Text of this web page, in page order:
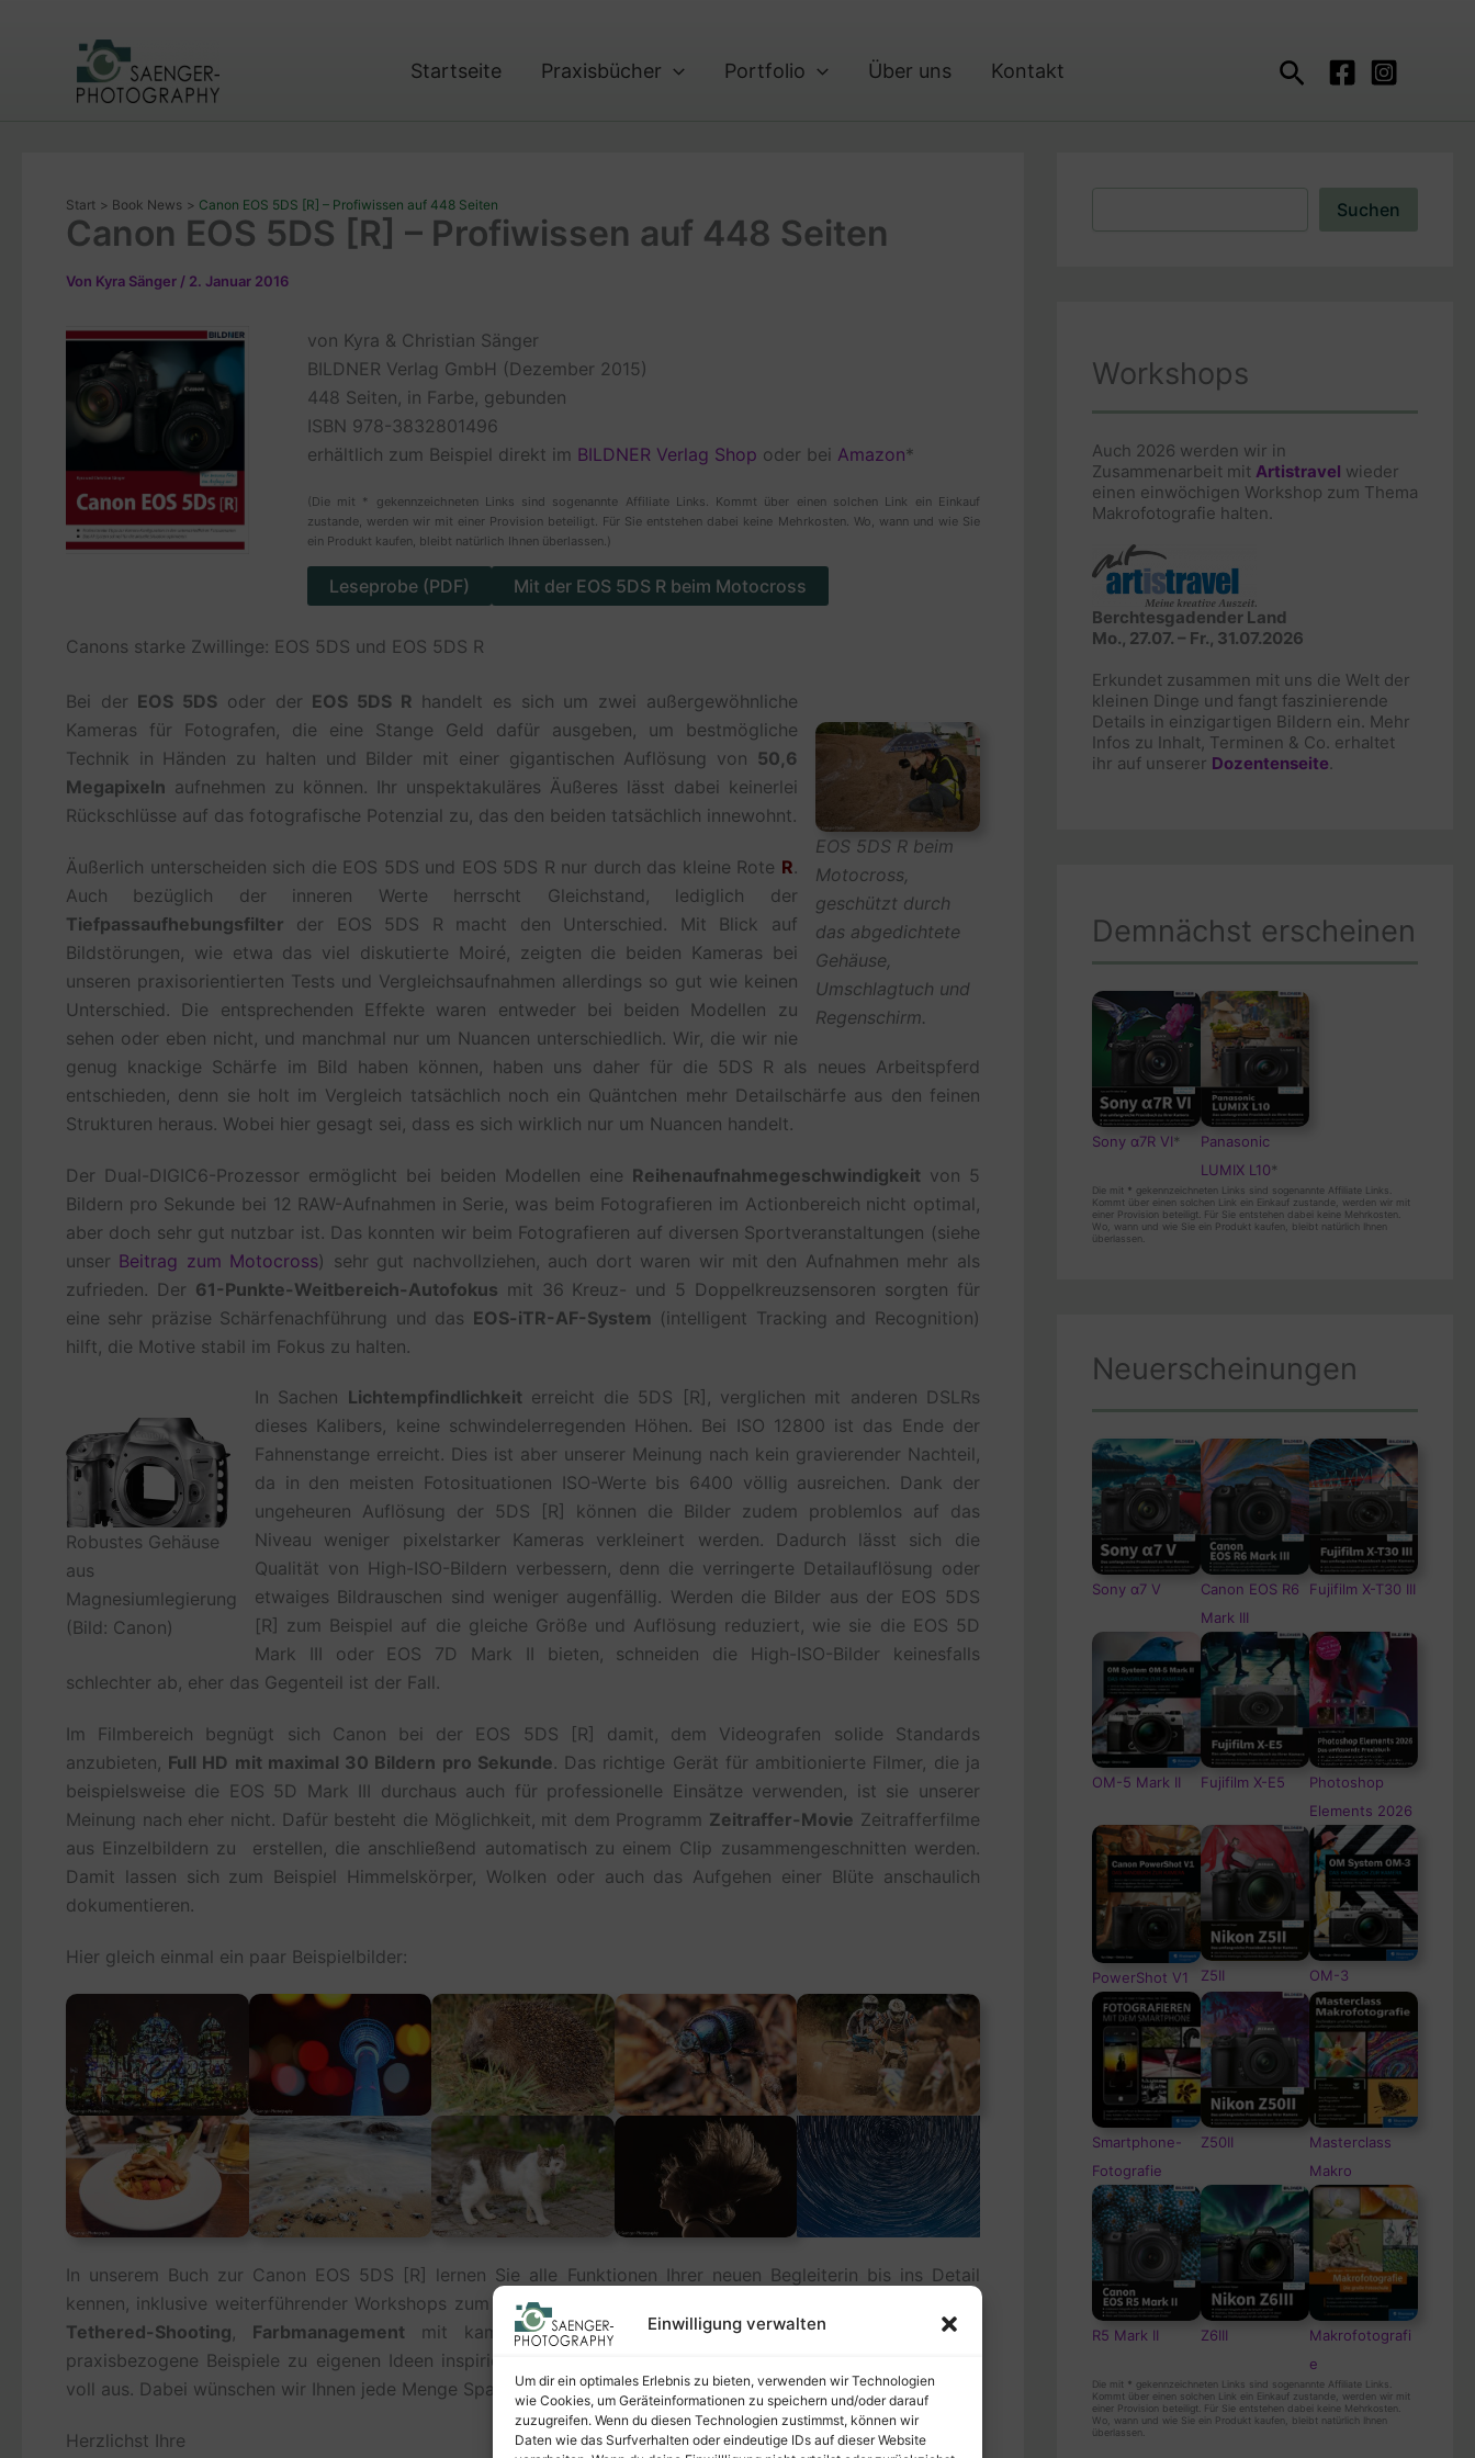
Einwilligung verwalten
Um dir ein optimales Erlebnis zu bieten, verwenden wir Technologien
wie Cookies, um Geräteinformationen zu speichern und/oder darauf
zuzugreifen. Wenn du diesen Technologien zustimmst, können wir
Daten wie das Surfverhalten oder eindeutige IDs auf dieser Website
Startseite Praxisbücher Portfolio Über uns Kontakt Suchen
Start Book News Canon EOS 5DS [R] – Profiwissen auf 448 Seiten
Canon EOS 5DS [R] – Profiwissen auf 448 Seiten
Von Kyra Sänger / 2. Januar 2016
von Kyra & Christian Sänger
BILDNER Verlag GmbH (Dezember 2015)
448 Seiten, in Farbe, gebunden
ISBN 978-3832801496
erhältlich zum Beispiel direkt im BILDNER Verlag Shop oder bei Amazon*
(Die mit * gekennzeichneten Links sind sogenannte Affiliate Links. Kommt über einen solchen Link ein Einkauf
zustande, werden wir mit einer Provision beteiligt. Für Sie entstehen dabei keine Mehrkosten. Wo, wann und wie Sie
ein Produkt kaufen, bleibt natürlich Ihnen überlassen.)
Leseprobe (PDF) Mit der EOS 5DS R beim Motocross
Canons starke Zwillinge: EOS 5DS und EOS 5DS R
EOS 5DS R beim
Motocross,
geschützt durch
das abgedichtete
Gehäuse,
Umschlagtuch und
Regenschirm.
Bei der EOS 5DS oder der EOS 5DS R handelt es sich um zwei außergewöhnliche
Kameras für Fotografen, die eine Stange Geld dafür ausgeben, um bestmögliche
Technik in Händen zu halten und Bilder mit einer gigantischen Auflösung von 50,6
Megapixeln aufnehmen zu können. Ihr unspektakuläres Äußeres lässt dabei keinerlei
Rückschlüsse auf das fotografische Potenzial zu, das den beiden tatsächlich innewohnt.
Äußerlich unterscheiden sich die EOS 5DS und EOS 5DS R nur durch das kleine Rote R.
Auch bezüglich der inneren Werte herrscht Gleichstand, lediglich der
Tiefpassaufhebungsfilter der EOS 5DS R macht den Unterschied. Mit Blick auf
Bildstörungen, wie etwa das viel diskutierte Moiré, zeigten die beiden Kameras bei
unseren praxisorientierten Tests und Vergleichsaufnahmen allerdings so gut wie keinen
Unterschied. Die entsprechenden Effekte waren entweder bei beiden Modellen zu
sehen oder eben nicht, und manchmal nur um Nuancen unterschiedlich. Wir, die wir nie
genug knackige Schärfe im Bild haben können, haben uns daher für die 5DS R als neues Arbeitspferd
entschieden, denn sie holt im Vergleich tatsächlich noch ein Quäntchen mehr Detailschärfe aus den feinen
Strukturen heraus. Wobei hier gesagt sei, dass es sich wirklich nur um Nuancen handelt.
Der Dual-DIGIC6-Prozessor ermöglicht bei beiden Modellen eine Reihenaufnahmegeschwindigkeit von 5
Bildern pro Sekunde bei 12 RAW-Aufnahmen in Serie, was beim Fotografieren im Actionbereich nicht optimal,
aber doch sehr gut nutzbar ist. Das konnten wir beim Fotografieren auf diversen Sportveranstaltungen (siehe
unser Beitrag zum Motocross) sehr gut nachvollziehen, auch dort waren wir mit den Aufnahmen mehr als
zufrieden. Der 61-Punkte-Weitbereich-Autofokus mit 36 Kreuz- und 5 Doppelkreuzsensoren sorgten für
eine sehr präzise Schärfenachführung und das EOS-iTR-AF-System (intelligent Tracking and Recognition)
hilft, die Motive stabil im Fokus zu halten.
Robustes Gehäuse
aus
Magnesiumlegierung
(Bild: Canon)
In Sachen Lichtempfindlichkeiterreicht die 5DS [R], verglichen mit anderen DSLRs
dieses Kalibers, keine schwindelerregenden Höhen. Bei ISO 12800 ist das Ende der
Fahnenstange erreicht. Dies ist aber unserer Meinung nach kein gravierender Nachteil,
da in den meisten Fotosituationen ISO-Werte bis 6400 völlig ausreichen. Dank der
ungeheuren Auflösung der 5DS [R] können die Bilder zudem problemlos auf das
Niveau weniger pixelstarker Kameras verkleinert werden. Dadurch lässt sich die
Qualität von High-ISO-Bildern verbessern, denn die verringerte Detailauflösung oder
etwaiges Bildrauschen sind weniger augenfällig. Werden die Bilder aus der EOS 5DS
[R] zum Beispiel auf die gleiche Größe und Auflösung reduziert, wie sie die EOS 5D
Mark III oder EOS 7D Mark II bieten, schneiden die High-ISO-Bilder keinesfalls
schlechter ab, eher das Gegenteil ist der Fall.
Im Filmbereich begnügt sich Canon bei der EOS 5DS [R] damit, dem Videografen solide Standards
anzubieten, Full HD mit maximal 30 Bildern pro Sekunde. Das richtige Gerät für ambitionierte Filmer, die ja
beispielsweise die EOS 5D Mark III durchaus auch für professionelle Einsätze verwenden, ist sie unserer
Meinung nach eher nicht. Dafür besteht die Möglichkeit, mit dem Programm Zeitraffer-Movie Zeitrafferfilme
aus Einzelbildern zu erstellen, die anschließend automatisch zu einem Clip zusammengeschnitten werden.
Damit lassen sich zum Beispiel Himmelskörper, Wolken oder auch das Aufgehen einer Blüte anschaulich
dokumentieren.
Hier gleich einmal ein paar Beispielbilder:
In unserem Buch zur Canon EOS 5DS [R] lernen Sie alle Funktionen Ihrer neuen Begleiterin bis ins Detail
kennen, inklusive weiterführender Workshops zum
entfesselten Blitzen
Tethered-Shooting
Farbmanagement mit kameraspezifischen Farbprofilen. Lassen Sie sich durch
praxisbezogene Beispiele zu eigenen Ideen inspirieren und reizen Sie das Potenzial ihrer High-end-Kamera
voll aus. Dabei wünschen wir Ihnen jede Menge Spaß!
Herzlichst Ihre
Suchen
Workshops
Auch 2026 werden wir in
Zusammenarbeit mit Artistravel wieder
einen einwöchigen Workshop zum Thema
Makrofotografie halten.
Berchtesgadender Land
Mo., 27.07. – Fr., 31.07.2026
Erkundet zusammen mit uns die Welt der
kleinen Dinge und fangt faszinierende
Details in einzigartigen Bildern ein. Mehr
Infos zu Inhalt, Terminen & Co. erhaltet
ihr auf unserer Dozentenseite
Demnächst erscheinen
Sony α7R VI*
Panasonic
LUMIX L10*
Die mit * gekennzeichneten Links sind sogenannte Affiliate Links.
Kommt über einen solchen Link ein Einkauf zustande, werden wir mit
einer Provision beteiligt. Für Sie entstehen dabei keine Mehrkosten.
Wo, wann und wie Sie ein Produkt kaufen, bleibt natürlich Ihnen
überlassen.
Neuerscheinungen
Sony α7 V
Canon EOS R6
Mark III
Fujifilm X-T30 III
OM-5 Mark II Fujifilm X-E5
Photoshop
Elements 2026
PowerShot V1 Z5II OM-3
Smartphone-
Fotografie
Z50II
Masterclass
Makro
R5 Mark II Z6III
Makrofotografi
e
Die mit * gekennzeichneten Links sind sogenannte Affiliate Links.
Kommt über einen solchen Link ein Einkauf zustande, werden wir mit
einer Provision beteiligt. Für Sie entstehen dabei keine Mehrkosten.
Wo, wann und wie Sie ein Produkt kaufen, bleibt natürlich Ihnen
überlassen.